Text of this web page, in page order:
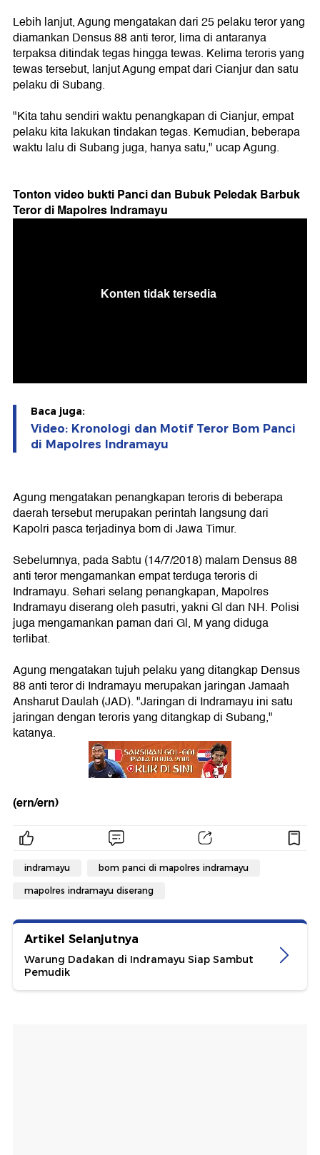
Lebih lanjut, Agung mengatakan dari 25 pelaku teror yang
diamankan Densus 88 anti teror, lima di antaranya
terpaksa ditindak tegas hingga tewas. Kelima teroris yang
tewas tersebut, lanjut Agung empat dari Cianjur dan satu
pelaku di Subang.
"Kita tahu sendiri waktu penangkapan di Cianjur, empat
pelaku kita lakukan tindakan tegas. Kemudian, beberapa
waktu lalu di Subang juga, hanya satu," ucap Agung.
Tonton video bukti Panci dan Bubuk Peledak Barbuk
Teror di Mapolres Indramayu
Baca juga:
Video: Kronologi dan Motif Teror Bom Panci
di Mapolres Indramayu
Agung mengatakan penangkapan teroris di beberapa
daerah tersebut merupakan perintah langsung dari
Kapolri pasca terjadinya bom di Jawa Timur.
Sebelumnya, pada Sabtu (14/7/2018) malam Densus 88
anti teror mengamankan empat terduga teroris di
Indramayu. Sehari selang penangkapan, Mapolres
Indramayu diserang oleh pasutri, yakni Gl dan NH. Polisi
juga mengamankan paman dari Gl, M yang diduga
terlibat.
Agung mengatakan tujuh pelaku yang ditangkap Densus
88 anti teror di Indramayu merupakan jaringan Jamaah
Ansharut Daulah (JAD). "Jaringan di Indramayu ini satu
jaringan dengan teroris yang ditangkap di Subang,"
katanya.
(ern/ern)
indramayu bom panci di mapolres indramayu
mapolres indramayu diserang
Artikel Selanjutnya
Warung Dadakan di Indramayu Siap Sambut
Pemudik